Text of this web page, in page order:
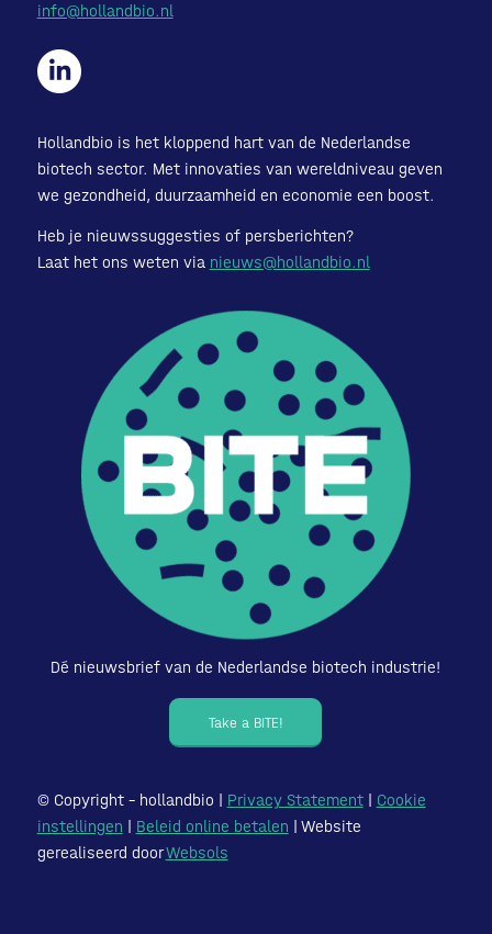
info@hollandbio.nl
Hollandbio is het kloppend hart van de Nederlandse
biotech sector. Met innovaties van wereldniveau geven
we gezondheid, duurzaamheid en economie een boost.
Heb je nieuwssuggesties of persberichten?
Laat het ons weten via nieuws@hollandbio.nl
Dé nieuwsbrief van de Nederlandse biotech industrie!
Take a BITE!
© Copyright – hollandbio | Privacy Statement| Cookie
instellingen | Beleid online betalen | Website
gerealiseerd doorWebsols